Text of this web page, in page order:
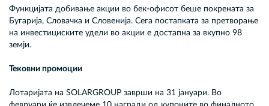
Функцијата добивање акции во бек-офисот беше покрената за
Бугарија, Словачка и Словенија. Сега постапката за претворање
на инвестициските удели во акции е достапна за вкупно 98
земји.
Тековни промоции
Лотаријата на SOLARGROUP заврши на 31 јануари. Во